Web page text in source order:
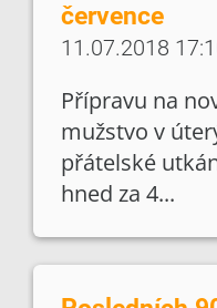
července
11.07.2018
Přípravu na
mužstvo v
přátelské
hned za 4...